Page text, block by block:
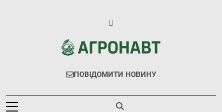
Агронавт
Новини Українського Агробізнесу
ПОВІДОМИТИ НОВИНУ